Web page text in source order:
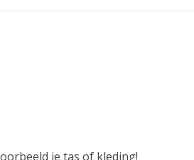
je tas of kleding!